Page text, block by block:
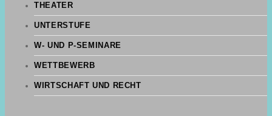
THEATER
UNTERSTUFE
W- UND P-SEMINARE
WETTBEWERB
WIRTSCHAFT UND RECHT